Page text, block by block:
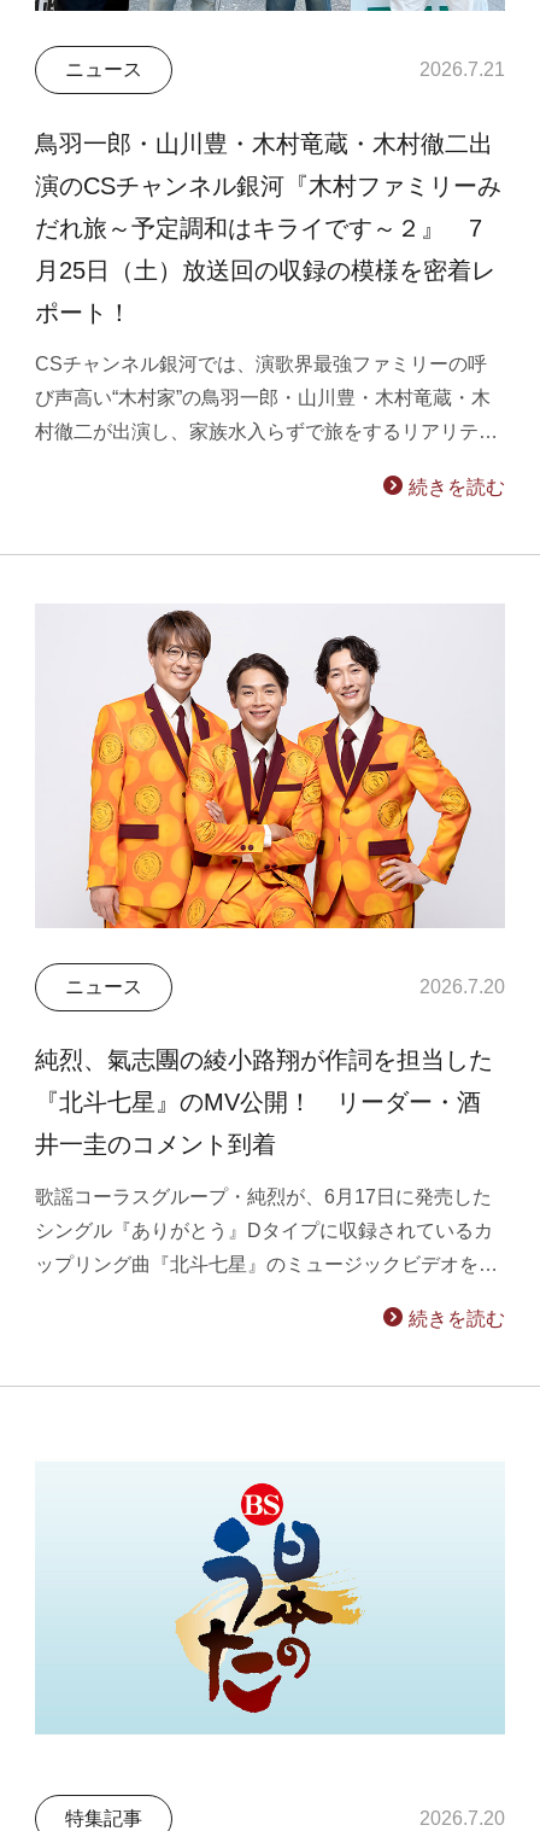
ニュース 2026.7.21
鳥羽一郎・山川豊・木村竜蔵・木村徹二出
演のCSチャンネル銀河『木村ファミリーみ
だれ旅～予定調和はキライです～２』 7
月25日（土）放送回の収録の模様を密着レ
ポート！
CSチャンネル銀河では、演歌界最強ファミリーの呼
び声高い“木村家”の鳥羽一郎・山川豊・木村竜蔵・木
村徹二が出演し、家族水入らずで旅をするリアリテ…
続きを読む
ニュース 2026.7.20
純烈、氣志團の綾小路翔が作詞を担当した
『北斗七星』のMV公開！ リーダー・酒
井一圭のコメント到着
歌謡コーラスグループ・純烈が、6月17日に発売した
シングル『ありがとう』Dタイプに収録されているカ
ップリング曲『北斗七星』のミュージックビデオを…
続きを読む
特集記事 2026.7.20